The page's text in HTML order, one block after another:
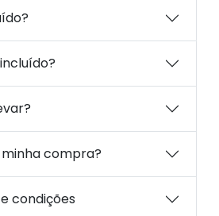
compra?
condições